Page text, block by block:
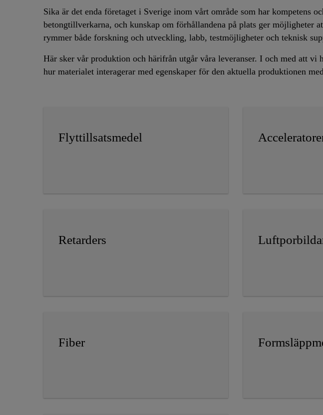
Sika är det enda företaget i Sverige inom vårt område som har kompetens
betongtillverkarna, och kunskap om förhållandena på plats ger möjligheter
rymmer både forskning och utveckling, labb, testmöjligheter och teknisk
Här sker vår produktion och härifrån utgår våra leveranser. I och med att
hur materialet interagerar med egenskaper för den aktuella produktionen
Flyttillsatsmedel
Retarders
Fiber